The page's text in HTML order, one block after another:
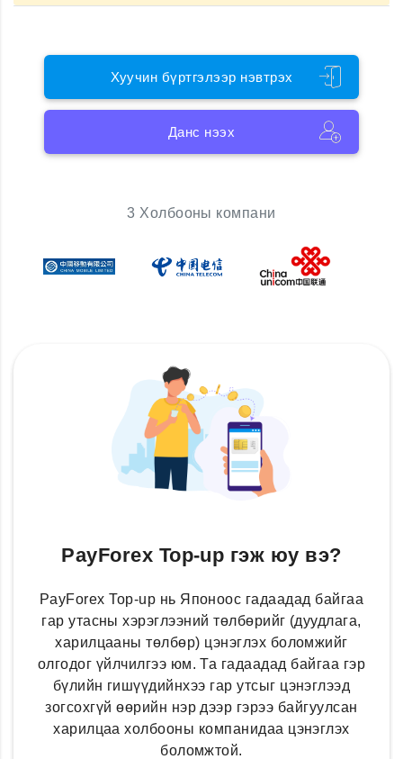
Хуучин бүртгэлээр нэвтрэх
Данс нээх
3 Холбооны компани
PayForex Top-up гэж юу вэ?
PayForex Top-up нь Японоос гадаадад байгаа
гар утасны хэрэглээний төлбөрийг (дуудлага,
харилцааны төлбөр) цэнэглэх боломжийг
олгодог үйлчилгээ юм. Та гадаадад байгаа гэр
бүлийн гишүүдийнхээ гар утсыг цэнэглээд
зогсохгүй өөрийн нэр дээр гэрээ байгуулсан
харилцаа холбооны компанидаа цэнэглэх
боломжтой.